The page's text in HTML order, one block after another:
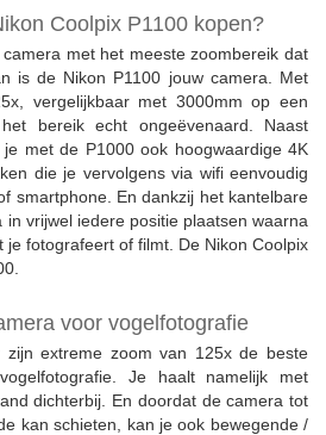
Coolpix P1100 kopen?
met het meeste zoombereik dat
is de Nikon P1100 jouw camera. Met
vergelijkbaar met 3000mm op een
bereik echt ongeëvenaard. Naast
je met de P1000 ook hoogwaardige 4K
die je vervolgens via wifi eenvoudig
smartphone. En dankzij het kantelbare
vrijwel iedere positie plaatsen waarna
je fotografeert of filmt. De Nikon Coolpix
voor vogelfotografie
zijn extreme zoom van 125x de beste
Je haalt namelijk met
dichterbij. En doordat de camera tot
kan schieten, kan je ook bewegende /